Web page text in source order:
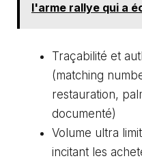
l'arme rallye qui a
Traçabilité et
(matching
restauration,
documenté)
Volume ultra
incitant les